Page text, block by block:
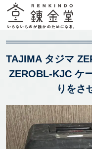
TAJIMA タジマ
ZEROBL-KJC ケ
りをさ